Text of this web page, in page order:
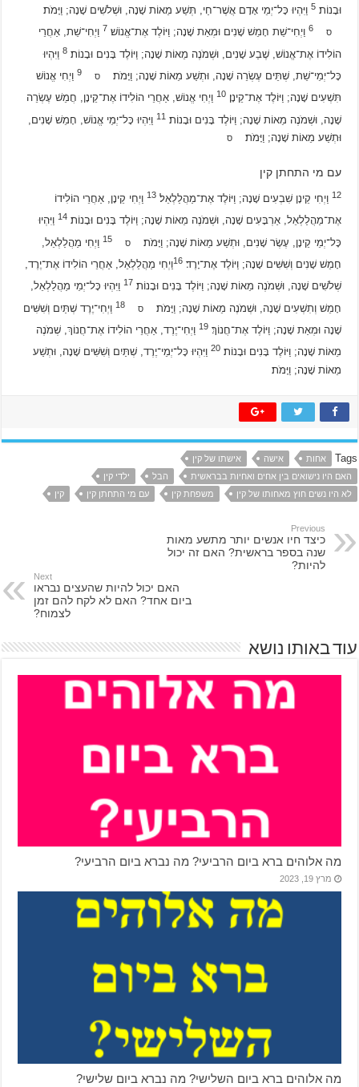
וּבָנוֹת׃5 וַיִּהְיוּ כָּל־יְמֵי אָדָם אֲשֶׁר־חַי, תְּשַׁע מֵאוֹת שָׁנָה, וּשְׁלֹשִׁים שָׁנָה; וַיָּמֹת׃
ס 6 וַיְחִי־שֵׁת חָמֵשׁ שָׁנִים וּמְאַת שָׁנָה; וַיּוֹלֶד אֶת־אֱנוֹשׁ׃ 7 וַיְחִי־שֵׁת, אַחֲרֵי
הוֹלִידוֹ אֶת־אֱנוֹשׁ, שֶׁבַע שָׁנִים, וּשְׁמֹנֶה מֵאוֹת שָׁנָה; וַיּוֹלֶד בָּנִים וּבָנוֹת׃8 וַיִּהְיוּ
כָּל־יְמֵי־שֵׁת, שְׁתֵּים עֶשְׂרֵה שָׁנָה, וּתְשַׁע מֵאוֹת שָׁנָה; וַיָּמֹת׃ס 9 וַיְחִי אֱנוֹשׁ
תִּשְׁעִים שָׁנָה; וַיּוֹלֶד אֶת־קֵינָן׃10 וַיְחִי אֱנוֹשׁ, אַחֲרֵי הוֹלִידוֹ אֶת־קֵינָן, חֲמֵשׁ עֶשְׂרֵה
שָׁנָה, וּשְׁמֹנֶה מֵאוֹת שָׁנָה; וַיּוֹלֶד בָּנִים וּבָנוֹת׃11 וַיִּהְיוּ כָּל־יְמֵי אֱנוֹשׁ, חָמֵשׁ שָׁנִים,
וּתְשַׁע מֵאוֹת שָׁנָה; וַיָּמֹת׃ס
עם מי התחתן קין
12 וַיְחִי קֵינָן שִׁבְעִים שָׁנָה; וַיּוֹלֶד אֶת־מַהֲלַלְאֵל׃13 וַיְחִי קֵינָן, אַחֲרֵי הוֹלִידוֹ
אֶת־מַהֲלַלְאֵל, אַרְבָּעִים שָׁנָה, וּשְׁמֹנֶה מֵאוֹת שָׁנָה; וַיּוֹלֶד בָּנִים וּבָנוֹת׃14 וַיִּהְיוּ
כָּל־יְמֵי קֵינָן, עֶשֶׂר שָׁנִים, וּתְשַׁע מֵאוֹת שָׁנָה; וַיָּמֹת׃ס 15 וַיְחִי מַהֲלַלְאֵל,
חָמֵשׁ שָׁנִים וְשִׁשִּׁים שָׁנָה; וַיּוֹלֶד אֶת־יָרֶד׃16וַיְחִי מַהֲלַלְאֵל, אַחֲרֵי הוֹלִידוֹ אֶת־יֶרֶד,
שְׁלֹשִׁים שָׁנָה, וּשְׁמֹנֶה מֵאוֹת שָׁנָה; וַיּוֹלֶד בָּנִים וּבָנוֹת׃ 17 וַיִּהְיוּ כָּל־יְמֵי מַהֲלַלְאֵל,
חָמֵשׁ וְתִשְׁעִים שָׁנָה, וּשְׁמֹנֶה מֵאוֹת שָׁנָה; וַיָּמֹת׃ס 18 וַיְחִי־יֶרֶד שְׁתַּיִם וְשִׁשִּׁים
שָׁנָה וּמְאַת שָׁנָה; וַיּוֹלֶד אֶת־חֲנוֹךְ׃19 וַיְחִי־יֶרֶד, אַחֲרֵי הוֹלִידוֹ אֶת־חֲנוֹךְ, שְׁמֹנֶה
מֵאוֹת שָׁנָה; וַיּוֹלֶד בָּנִים וּבָנוֹת׃20 וַיִּהְיוּ כָּל־יְמֵי־יֶרֶד, שְׁתַּיִם וְשִׁשִּׁים שָׁנָה, וּתְשַׁע
מֵאוֹת שָׁנָה; וַיָּמֹת׃
Tags אחות אישה
אישתו של קין
האם היו נישואים בין אחים ואחיות בבראשית
הבל
ילדי קין
לא היו נשים חוץ מאחותו של קין
משפחת קין עם מי התחתן קין קין
Previous
כיצד חיו אנשים יותר מתשע מאות
שנה בספר בראשית? האם זה יכול
להיות?
Next
האם יכול להיות שהעצים נבראו
ביום אחד? האם לא לקח להם זמן
לצמוח?
עוד באותו נושא
מה אלוהים ברא ביום הרביעי? מה נברא ביום הרביעי?
מרץ 19, 2023
מה אלוהים ברא ביום השלישי? מה נברא ביום שלישי?